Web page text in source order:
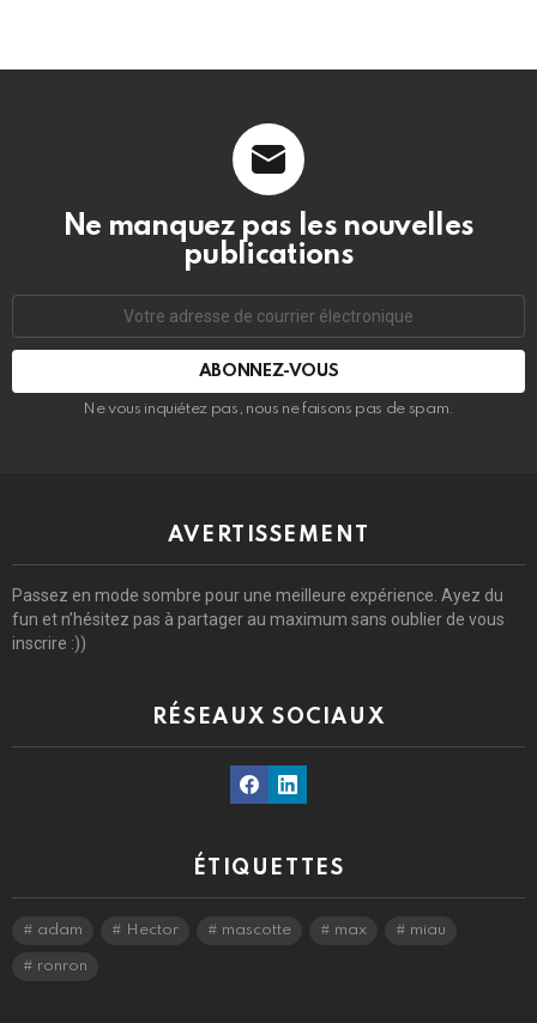
Ne manquez pas les nouvelles
publications
courrier
Ne vous inquiétez pas, nous ne faisons pas de spam.
AVERTISSEMENT
Passez en mode sombre pour une meilleure expérience. Ayez du
fun et n’hésitez pas à partager au maximum sans oublier de vous
inscrire :))
RÉSEAUX SOCIAUX
FacebookLinkedin
ÉTIQUETTES
adam Hector mascotte max miau
ronron